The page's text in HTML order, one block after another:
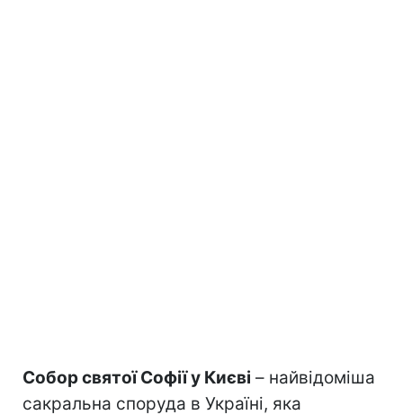
Собор святої Софії у Києві – найвідоміша
сакральна споруда в Україні, яка